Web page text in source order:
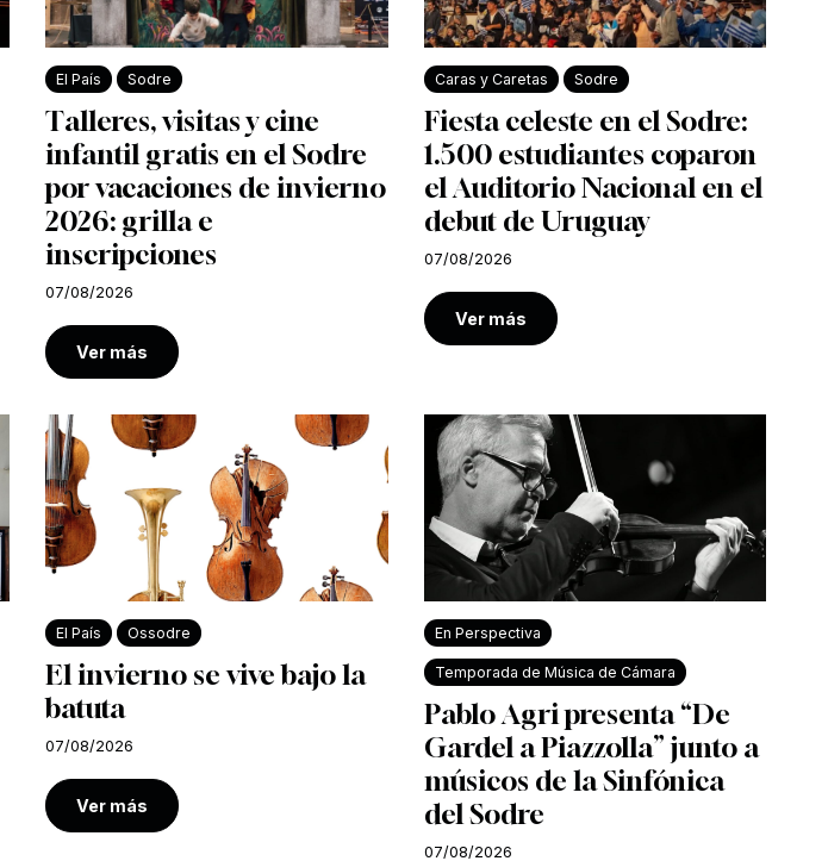
El País Sodre
Talleres, visitas y cine
infantil gratis en el Sodre
por vacaciones de invierno
2026: grilla e
inscripciones
07/08/2026
Ver más
Caras y Caretas Sodre
Fiesta celeste en el Sodre:
1.500 estudiantes coparon
el Auditorio Nacional en el
debut de Uruguay
07/08/2026
Ver más
El País Ossodre
El invierno se vive bajo la
batuta
07/08/2026
Ver más
En Perspectiva
Temporada de Música de Cámara
Pablo Agri presenta “De
Gardel a Piazzolla” junto a
músicos de la Sinfónica
del Sodre
07/08/2026